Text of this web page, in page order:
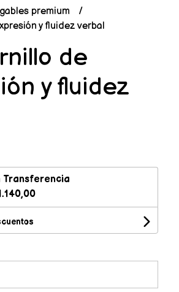
premium
y fluidez verbal
de
y fluidez
Transferencia